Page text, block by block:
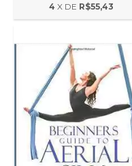
4 X DE R$55,43